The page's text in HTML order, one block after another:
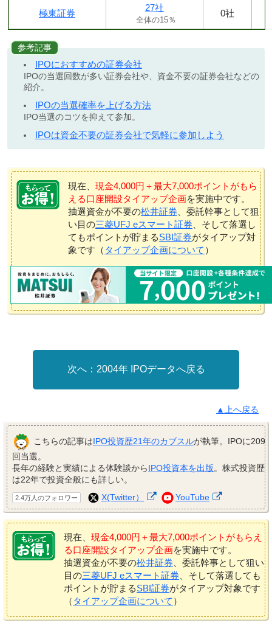
極東証券
27社
全体の15％
0社
参考記事
IPOにおすすめの証券会社
IPOの当選回数が多い証券会社や、資金不要の証券会社などの
紹介。
IPOの当選確率を上げる方法
IPO当選のコツを抑えて参加。
IPOは資金不要の証券会社で気軽に参加しよう
現在、 現金4,000円＋最大7,000ポイントがもら
える口座開設タイアップ企画を実施中です。
抽選資金が不要の松井証券 、委託幹事として狙
い目の三菱UFJ eスマート証券 、そして落選し
てもポイントが貯まるSBI証券がタイアップ対
象です（ タイアップ企画について ）
2004年 IPOデータへ戻る
▲上へ戻る
こちらの記事はIPO投資歴21年のカブスルが執筆。IPOに209
回当選。
長年の経験と実績による体験談からIPO投資本を出版。株式投資歴
は22年で投資全般にも詳しい。
2.4万人のフォロワー X(Twitter） YouTube
現在、 現金4,000円＋最大7,000ポイントがもらえ
る口座開設タイアップ企画を実施中です。
抽選資金が不要の松井証券、委託幹事として狙い
目の三菱UFJ eスマート証券、そして落選しても
ポイントが貯まるSBI証券がタイアップ対象です
（ タイアップ企画について ）